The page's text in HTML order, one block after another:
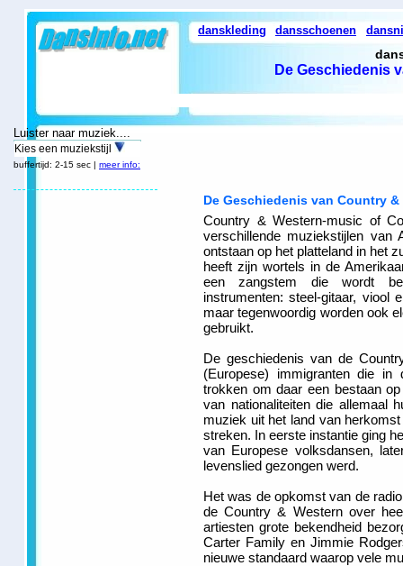
danskleding dansschoenen
De Geschiedenis
De Geschiedenis van Country &
Country & Western-music of
verschillende muziekstijlen van
ontstaan op het platteland in het
heeft zijn wortels in de
een zangstem die wordt
instrumenten: steel-gitaar, viool
maar tegenwoordig worden ook
gebruikt.
De geschiedenis van de
(Europese) immigranten die
trokken om daar een bestaan
van nationaliteiten die allemaal
muziek uit het land van
streken. In eerste instantie ging
van Europese volksdansen,
levenslied gezongen werd.
Het was de opkomst van de
de Country & Western over
artiesten grote bekendheid
Carter Family en Jimmie
nieuwe standaard waarop vele
Luister naar muziek....
Kies een muziekstijl
buffertijd: 2-15 sec | meer info: